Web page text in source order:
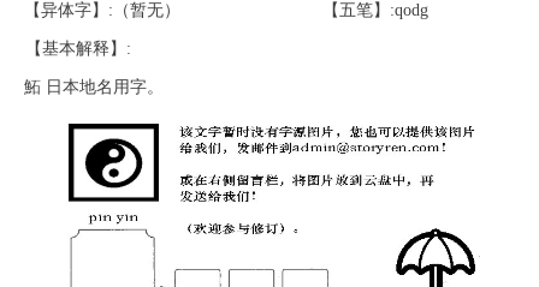
【异体字】:（暂无） 【五笔】:qodg
【基本解释】:
鮖 日本地名用字。